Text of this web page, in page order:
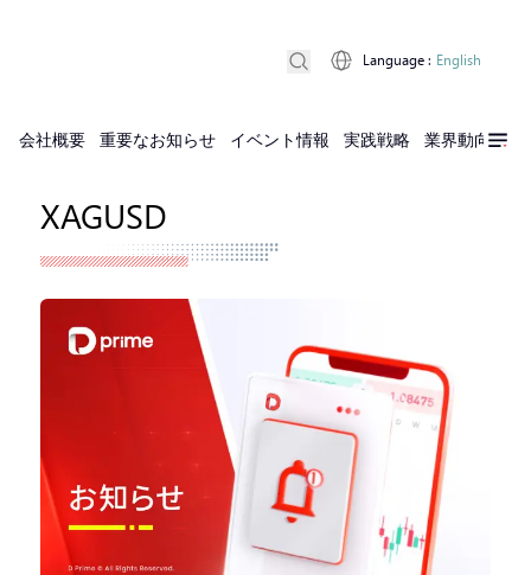
会社概要 重要なお知らせ イベント情報 実践戦略 業界動向 実
Language : English
XAGUSD